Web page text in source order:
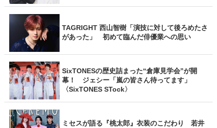
TAGRIGHT 西山智樹「演技に対して後ろめたさ
があった」 初めて臨んだ俳優業への思い
SixTONESの歴史詰まった“倉庫見学会”が開
幕！ ジェシー「嵐の皆さん待ってます」
〈SixTONES STock〉
ミセスが語る『桃太郎』衣装のこだわり 若井